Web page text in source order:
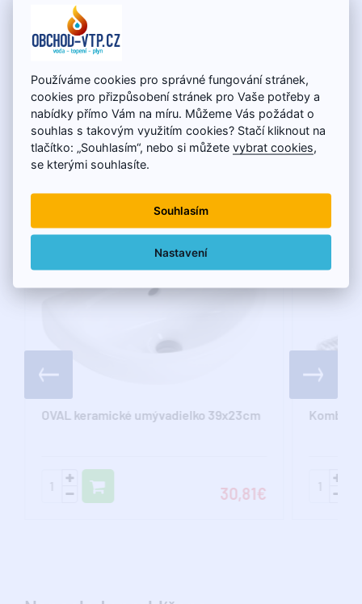
Velikost závitu 5/4"
přepadu
Záruka 2 roky
Súčasne zákazníci kupujú
OVAL keramické umývadielko 39x23cm
30,81€
Používáme cookies pro správné fungování stránek,
cookies pro přizpůsobení stránek pro Vaše potřeby a
nabídky přímo Vám na míru. Můžeme Vás požádat o
souhlas s takovým využitím cookies? Stačí kliknout na
tlačítko: „Souhlasím“, nebo si můžetevybrat cookies
se kterými souhlasíte.
Souhlasím
Nastavení